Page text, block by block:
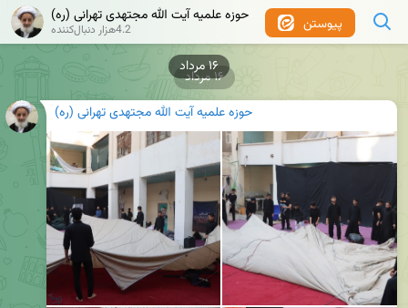
۱۶ مرداد
پیوستن حوزه علمیه آیت الله مجتهدی تهرانی (ره)
4.2هزار دنبال‌کننده
حوزه علمیه آیت الله مجتهدی تهرانی (ره)
۱۶ مرداد